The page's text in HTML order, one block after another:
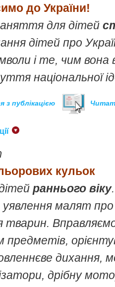
до України!
для дітей
дітей про
і те, чим вона
національної
з публікацією
кульок
раннього віку
малят
Вправляємо
предметів,
дихання,
дрібну